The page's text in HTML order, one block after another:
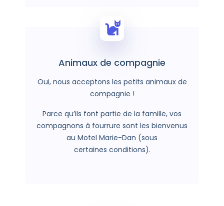
Animaux de compagnie
Oui, nous acceptons les petits animaux de
compagnie !
Parce qu’ils font partie de la famille, vos
compagnons à fourrure sont les bienvenus
au Motel Marie-Dan (sous
certaines conditions).